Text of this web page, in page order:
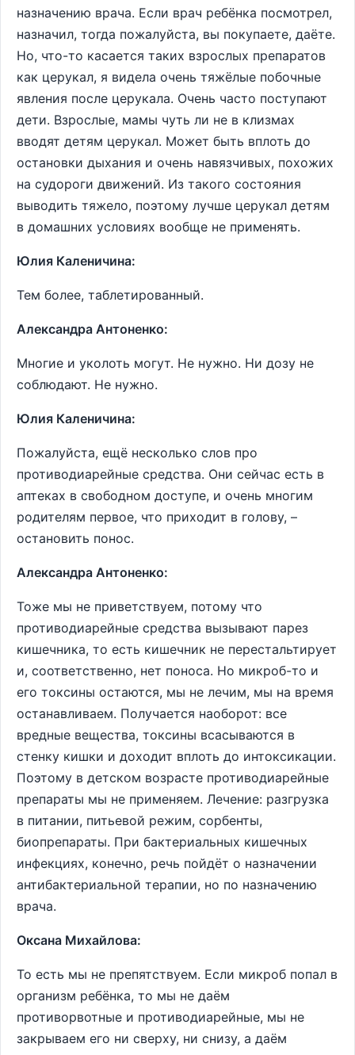
назначению врача. Если врач ребёнка посмотрел,
назначил, тогда пожалуйста, вы покупаете, даёте.
Но, что-то касается таких взрослых препаратов
как церукал, я видела очень тяжёлые побочные
явления после церукала. Очень часто поступают
дети. Взрослые, мамы чуть ли не в клизмах
вводят детям церукал. Может быть вплоть до
остановки дыхания и очень навязчивых, похожих
на судороги движений. Из такого состояния
выводить тяжело, поэтому лучше церукал детям
в домашних условиях вообще не применять.
Юлия Каленичина:
Тем более, таблетированный.
Александра Антоненко:
Многие и уколоть могут. Не нужно. Ни дозу не
соблюдают. Не нужно.
Юлия Каленичина:
Пожалуйста, ещё несколько слов про
противодиарейные средства. Они сейчас есть в
аптеках в свободном доступе, и очень многим
родителям первое, что приходит в голову, –
остановить понос.
Александра Антоненко:
Тоже мы не приветствуем, потому что
противодиарейные средства вызывают парез
кишечника, то есть кишечник не перестальтирует
и, соответственно, нет поноса. Но микроб-то и
его токсины остаются, мы не лечим, мы на время
останавливаем. Получается наоборот: все
вредные вещества, токсины всасываются в
стенку кишки и доходит вплоть до интоксикации.
Поэтому в детском возрасте противодиарейные
препараты мы не применяем. Лечение: разгрузка
в питании, питьевой режим, сорбенты,
биопрепараты. При бактериальных кишечных
инфекциях, конечно, речь пойдёт о назначении
антибактериальной терапии, но по назначению
врача.
Оксана Михайлова:
То есть мы не препятствуем. Если микроб попал в
организм ребёнка, то мы не даём
противорвотные и противодиарейные, мы не
закрываем его ни сверху, ни снизу, а даём